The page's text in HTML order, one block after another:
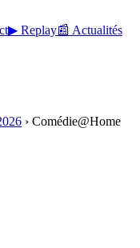
▶ Replay📰 Actualités
› Comédie@Home